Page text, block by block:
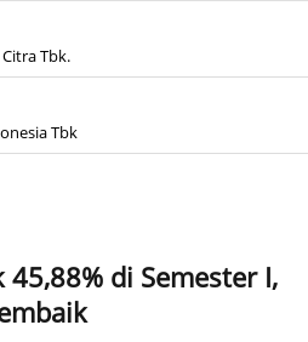
Tbk.
Tbk
di Semester I,